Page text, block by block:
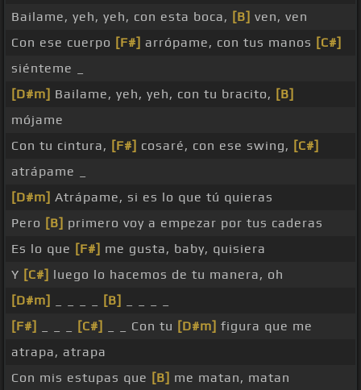
Bailame, yeh, yeh, con esta boca, [B] ven, ven
Con ese cuerpo [F#] arrópame, con tus manos [C#]
siénteme _
[D#m] Bailame, yeh, yeh, con tu bracito, [B]
mójame
Con tu cintura, [F#] cosaré, con ese swing, [C#]
atrápame _
[D#m] Atrápame, si es lo que tú quieras
Pero [B] primero voy a empezar por tus caderas
Es lo que [F#] me gusta, baby, quisiera
Y [C#] luego lo hacemos de tu manera, oh
[D#m]
[B]
[F#]
[C#] _ _ Con tu [D#m] figura que me
atrapa, atrapa
Con mis estupas que [B] me matan, matan